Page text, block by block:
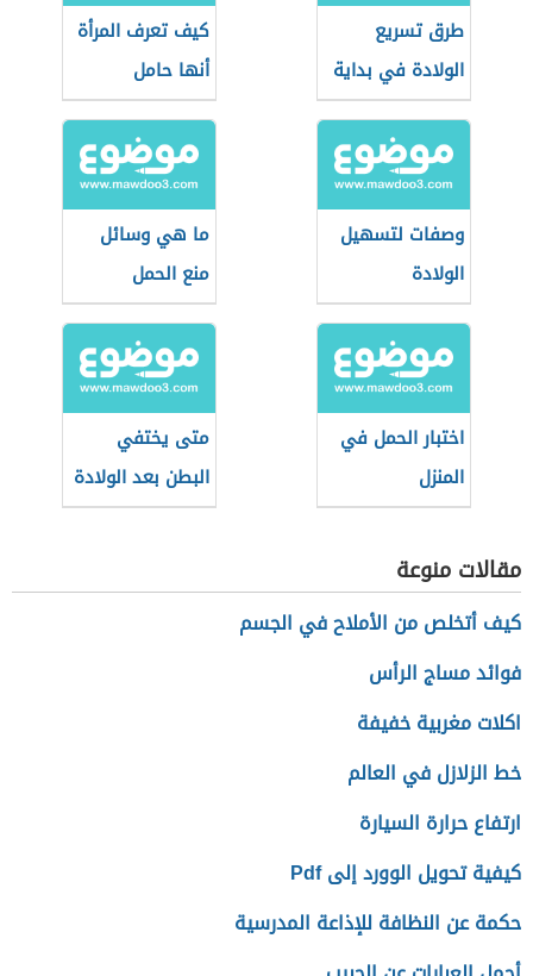
طرق تسريع
الولادة في بداية
التاسع
كيف تعرف المرأة
أنها حامل
وصفات لتسهيل
الولادة
ما هي وسائل
منع الحمل
اختبار الحمل في
المنزل
متى يختفي
البطن بعد الولادة
مقالات منوعة
كيف أتخلص من الأملاح في الجسم
فوائد مساج الرأس
اكلات مغربية خفيفة
خط الزلازل في العالم
ارتفاع حرارة السيارة
كيفية تحويل الوورد إلى Pdf
حكمة عن النظافة للإذاعة المدرسية